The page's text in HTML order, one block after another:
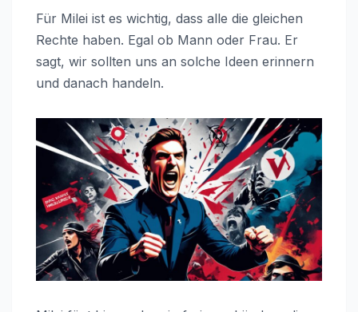
Für Milei ist es wichtig, dass alle die gleichen
Rechte haben. Egal ob Mann oder Frau. Er
sagt, wir sollten uns an solche Ideen erinnern
und danach handeln.